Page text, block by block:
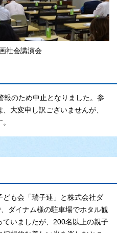
社会講演会
報のため中止となりました。参
大変申し訳ございませんが、
も会「瑞子連」と株式会社ダ
ダイナム様の駐車場でホタル観
いましたが、200名以上の親子